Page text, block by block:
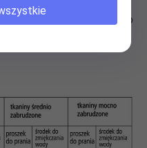
przy pomocy miarki
wody Sonett wsyp do